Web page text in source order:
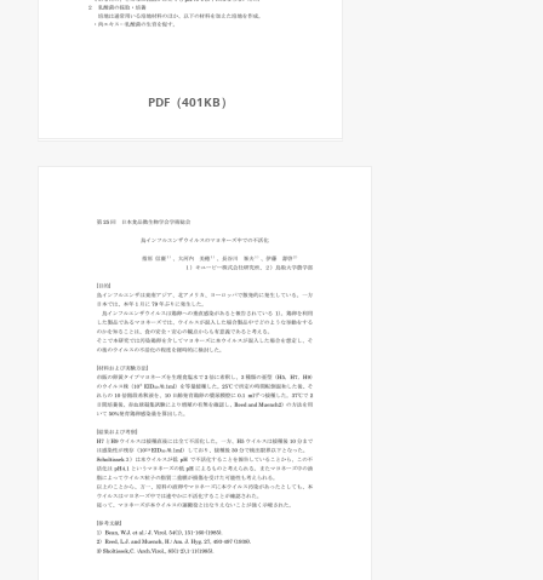
PDF（401KB）